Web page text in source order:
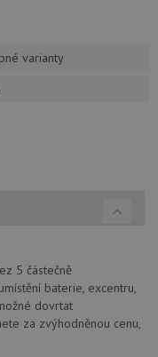
varianty
5 částečně
baterie, excentru,
dovrtat
za zvýhodněnou cenu,